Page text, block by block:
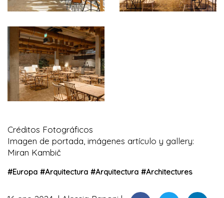
Créditos Fotográficos
Imagen de portada, imágenes artículo y gallery:
Miran Kambič
#Europa #Arquitectura #Arquitectura #Architectures